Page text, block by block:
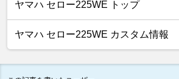
ヤマハ セロー225WE トップ
ヤマハ セロー225WE カスタム情報